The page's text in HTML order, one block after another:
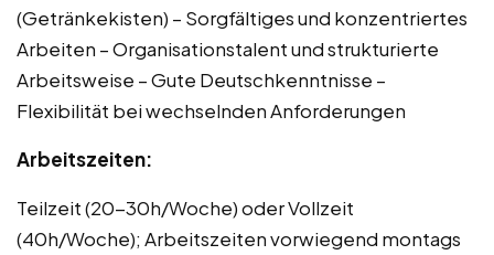
(Getränkekisten) – Sorgfältiges und konzentriertes
Arbeiten – Organisationstalent und strukturierte
Arbeitsweise – Gute Deutschkenntnisse –
Flexibilität bei wechselnden Anforderungen
Arbeitszeiten:
Teilzeit (20-30h/Woche) oder Vollzeit
(40h/Woche); Arbeitszeiten vorwiegend montags